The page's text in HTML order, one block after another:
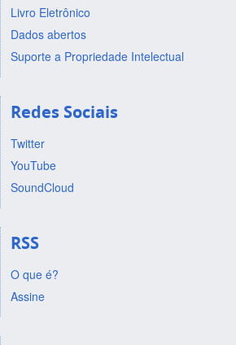
Livro Eletrônico
Dados abertos
Suporte a Propriedade Intelectual
Redes Sociais
Twitter
YouTube
SoundCloud
RSS
O que é?
Assine